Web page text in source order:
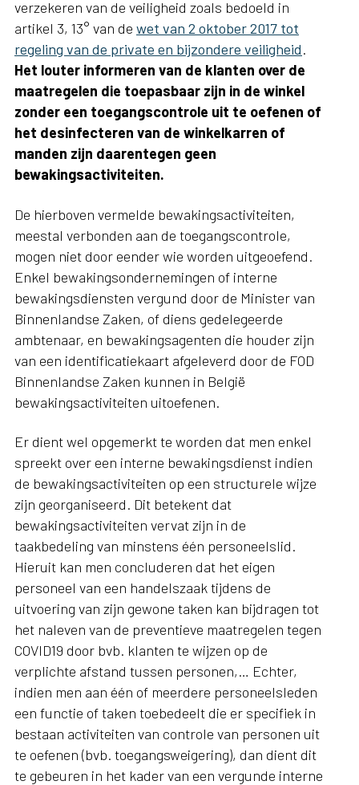
verzekeren van de veiligheid zoals bedoeld in
artikel 3, 13° van de wet van 2 oktober 2017 tot
regeling van de private en bijzondere veiligheid.
Het louter informeren van de klanten over de
maatregelen die toepasbaar zijn in de winkel
zonder een toegangscontrole uit te oefenen of
het desinfecteren van de winkelkarren of
manden zijn daarentegen geen
bewakingsactiviteiten.
De hierboven vermelde bewakingsactiviteiten,
meestal verbonden aan de toegangscontrole,
mogen niet door eender wie worden uitgeoefend.
Enkel bewakingsondernemingen of interne
bewakingsdiensten vergund door de Minister van
Binnenlandse Zaken, of diens gedelegeerde
ambtenaar, en bewakingsagenten die houder zijn
van een identificatiekaart afgeleverd door de FOD
Binnenlandse Zaken kunnen in België
bewakingsactiviteiten uitoefenen.
Er dient wel opgemerkt te worden dat men enkel
spreekt over een interne bewakingsdienst indien
de bewakingsactiviteiten op een structurele wijze
zijn georganiseerd. Dit betekent dat
bewakingsactiviteiten vervat zijn in de
taakbedeling van minstens één personeelslid.
Hieruit kan men concluderen dat het eigen
personeel van een handelszaak tijdens de
uitvoering van zijn gewone taken kan bijdragen tot
het naleven van de preventieve maatregelen tegen
COVID19 door bvb. klanten te wijzen op de
verplichte afstand tussen personen,… Echter,
indien men aan één of meerdere personeelsleden
een functie of taken toebedeelt die er specifiek in
bestaan activiteiten van controle van personen uit
te oefenen (bvb. toegangsweigering), dan dient dit
te gebeuren in het kader van een vergunde interne